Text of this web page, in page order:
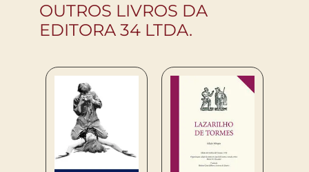
OUTROS LIVROS DA
EDITORA 34 LTDA.